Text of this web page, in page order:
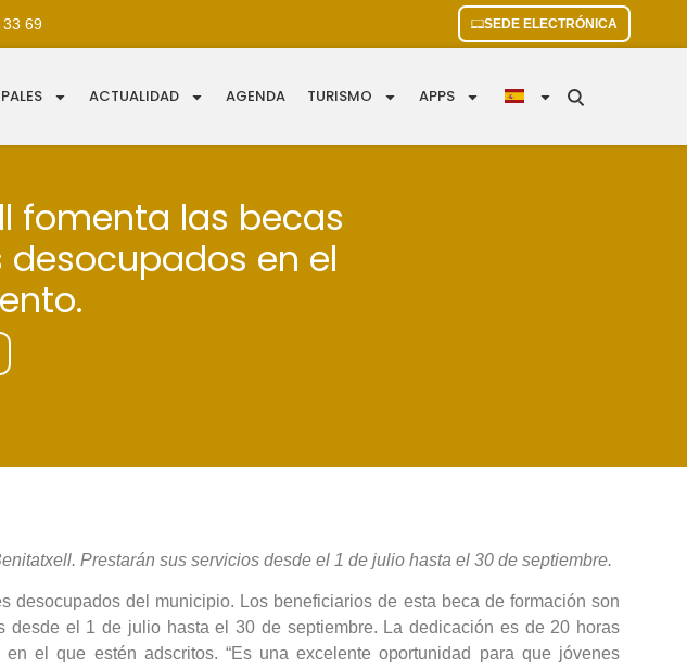
69 SEDE ELECTRÓNICA
ACTUALIDAD AGENDA TURISMO APPS
fomenta las becas
en el
Prestarán sus servicios desde el 1 de julio hasta el 30 de septiembre.
del municipio. Los beneficiarios de esta beca de formación son
el 1 de julio hasta el 30 de septiembre. La dedicación es de 20 horas
el que estén adscritos. “Es una excelente oportunidad para que jóvenes